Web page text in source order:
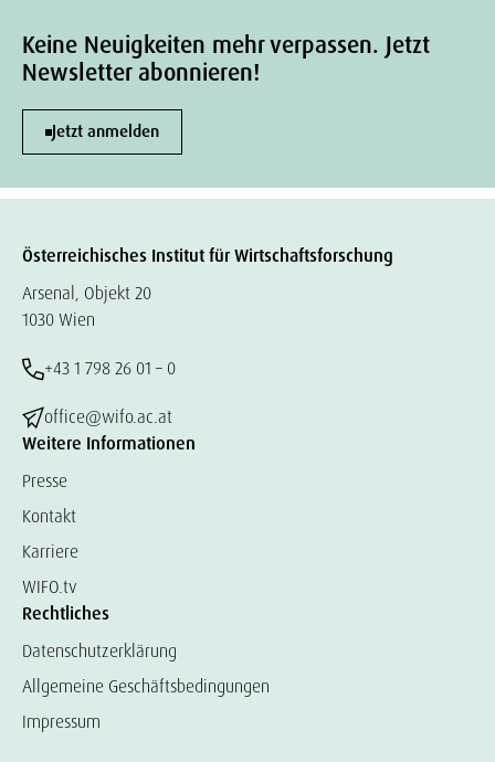
Keine Neuigkeiten mehr verpassen. Jetzt
Newsletter abonnieren!
Jetzt anmelden
Österreichisches Institut für Wirtschaftsforschung
Arsenal, Objekt 20
1030 Wien
+43 1 798 26 01 – 0
office@wifo.ac.at
Weitere Informationen
Presse
Kontakt
Karriere
WIFO.tv
Rechtliches
Datenschutzerklärung
Allgemeine Geschäftsbedingungen
Impressum